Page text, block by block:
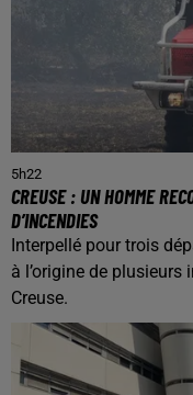
5h22
CREUSE : UN HOMME
D’INCENDIES
Interpellé pour trois
à l’origine de
Creuse.